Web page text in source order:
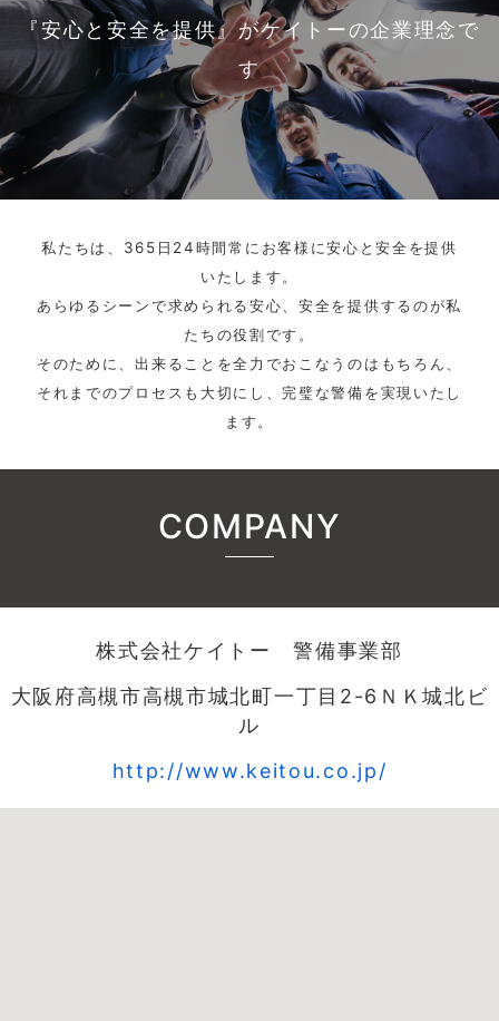
『安心と安全を提供』がケイトーの企業理念で
す
私たちは、365日24時間常にお客様に安心と安全を提供
いたします。
あらゆるシーンで求められる安心、安全を提供するのが私
たちの役割です。
そのために、出来ることを全力でおこなうのはもちろん、
それまでのプロセスも大切にし、完璧な警備を実現いたし
ます。
COMPANY
株式会社ケイトー 警備事業部
大阪府高槻市高槻市城北町一丁目2-6ＮＫ城北ビ
ル
http://www.keitou.co.jp/